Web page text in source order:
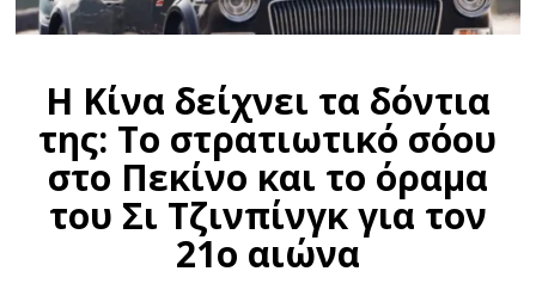
Η Κίνα δείχνει τα δόντια
της: Το στρατιωτικό σόου
στο Πεκίνο και το όραμα
του Σι Τζινπίνγκ για τον
21ο αιώνα